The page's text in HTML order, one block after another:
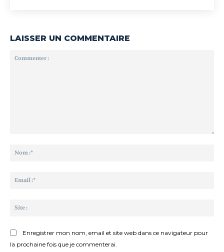
LAISSER UN COMMENTAIRE
Enregistrer mon nom, email et site web dans ce navigateur pour
la prochaine fois que je commenterai.